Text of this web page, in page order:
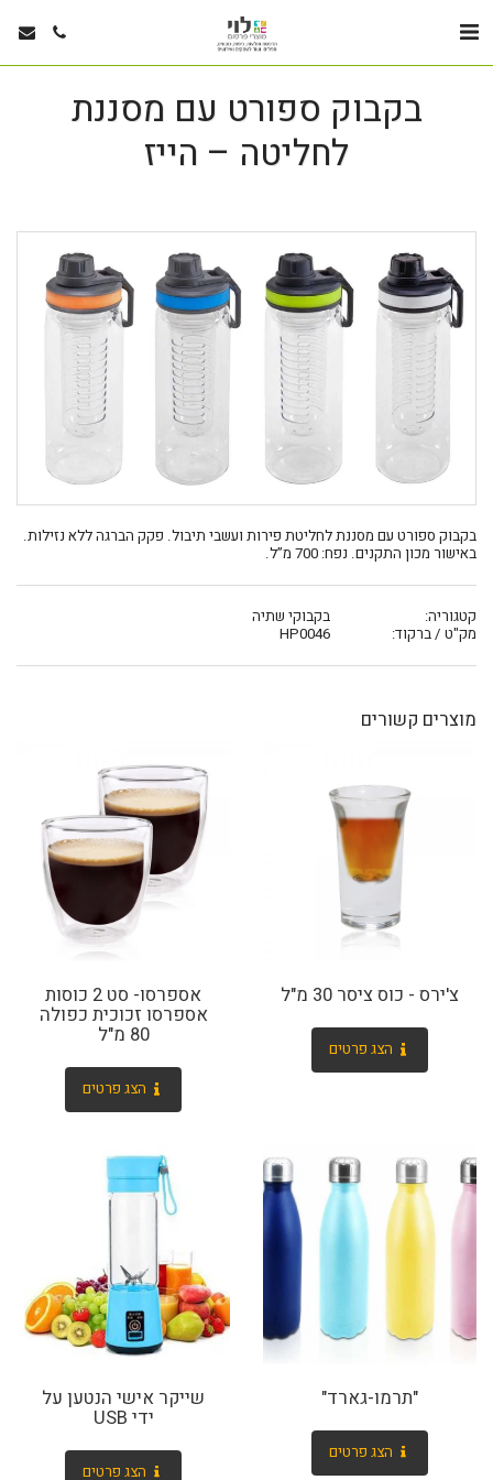
בקבוק ספורט עם מסננת
לחליטה – הייז
בקבוק ספורט עם מסננת לחליטת פירות ועשבי תיבול. פקק הברגה ללא נזילות.
באישור מכון התקנים. נפח: 700 מ”ל.
קטגוריה:
בקבוקי שתיה
מק"ט / ברקוד:
מוצרים קשורים
צ'ירס - כוס ציסר 30 מ"ל
הצג פרטים
אספרסו- סט 2 כוסות
אספרסו זכוכית כפולה
80 מ"ל
הצג פרטים
"תרמו-גארד"
הצג פרטים
שייקר אישי הנטען על
ידי USB
הצג פרטים